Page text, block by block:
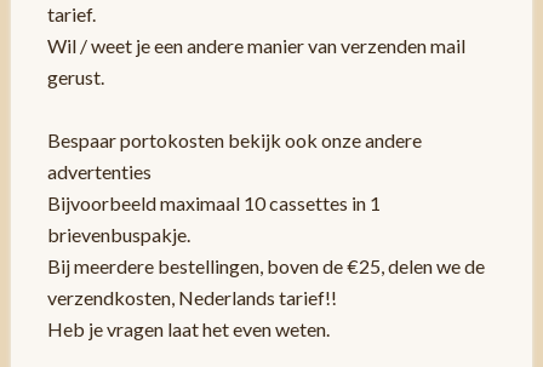
tarief.
Wil / weet je een andere manier van verzenden mail
gerust.
Bespaar portokosten bekijk ook onze andere
advertenties
Bijvoorbeeld maximaal 10 cassettes in 1
brievenbuspakje.
Bij meerdere bestellingen, boven de €25, delen we de
verzendkosten, Nederlands tarief!!
Heb je vragen laat het even weten.